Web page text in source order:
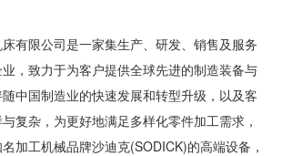
床有限公司是一家集生产、研发、销售及服务
，致力于为客户提供全球先进的制造装备与
中国制造业的快速发展和转型升级，以及客
复杂，为更好地满足多样化零件加工需求，
加工机械品牌沙迪克(SODICK)的高端设备，